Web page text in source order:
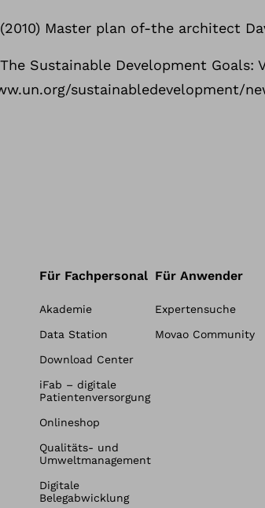
Master plan of-the architect
Sustainable Development Goals:
sustainabledevelopment/
Für Fachpersonal
Akademie
Data Station
Download Center
iFab – digitale
Patientenversorgung
Onlineshop
Qualitäts- und
Umweltmanagement
Digitale
Belegabwicklung
Für Anwender
Expertensuche
Movao Community